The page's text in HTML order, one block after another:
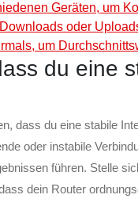
Geräten, um
oder
um
du eine
dass du eine stabile
oder instabile
führen. Stelle
dein Router